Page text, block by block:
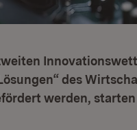
des
werden,